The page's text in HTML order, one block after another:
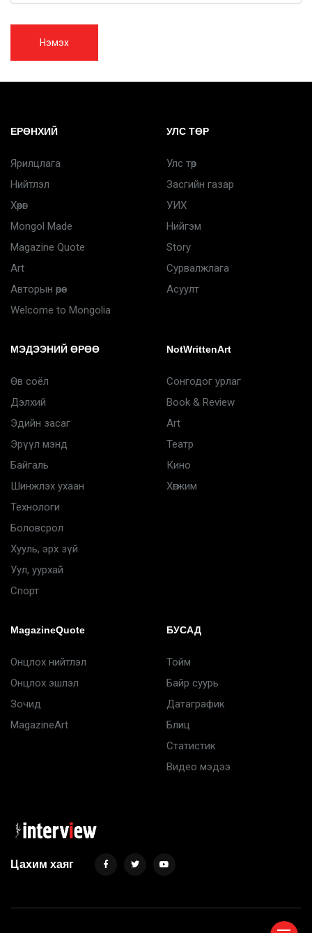
Нэмэх
ЕРӨНХИЙ
Ярилцлага
Нийтлэл
Хөрөг
Mongol Made
Magazine Quote
Art
Авторын өрөө
Welcome to Mongolia
УЛС ТӨР
Улс төр
Засгийн газар
УИХ
Нийгэм
Story
Сурвалжлага
Асуулт
МЭДЭЭНИЙ ӨРӨӨ
Өв соёл
Дэлхий
Эдийн засаг
Эрүүл мэнд
Байгаль
Шинжлэх ухаан
Технологи
Боловсрол
Хууль, эрх зүй
Уул, уурхай
Спорт
NotWrittenArt
Сонгодог урлаг
Book & Review
Art
Театр
Кино
Хөгжим
MagazineQuote
Онцлох нийтлэл
Онцлох эшлэл
Зочид
MagazineArt
БУСАД
Тойм
Байр суурь
Датаграфик
Блиц
Статистик
Видео мэдээ
Цахим хаяг